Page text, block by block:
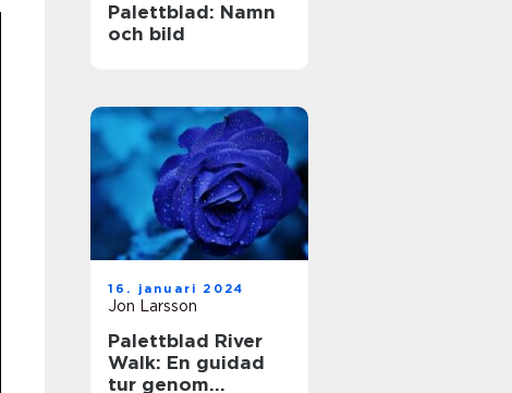
Palettblad: Namn
och bild
16. januari 2024
Jon Larsson
Palettblad River
Walk: En guidad
tur genom